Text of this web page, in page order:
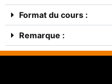
Format du cours :
Remarque :